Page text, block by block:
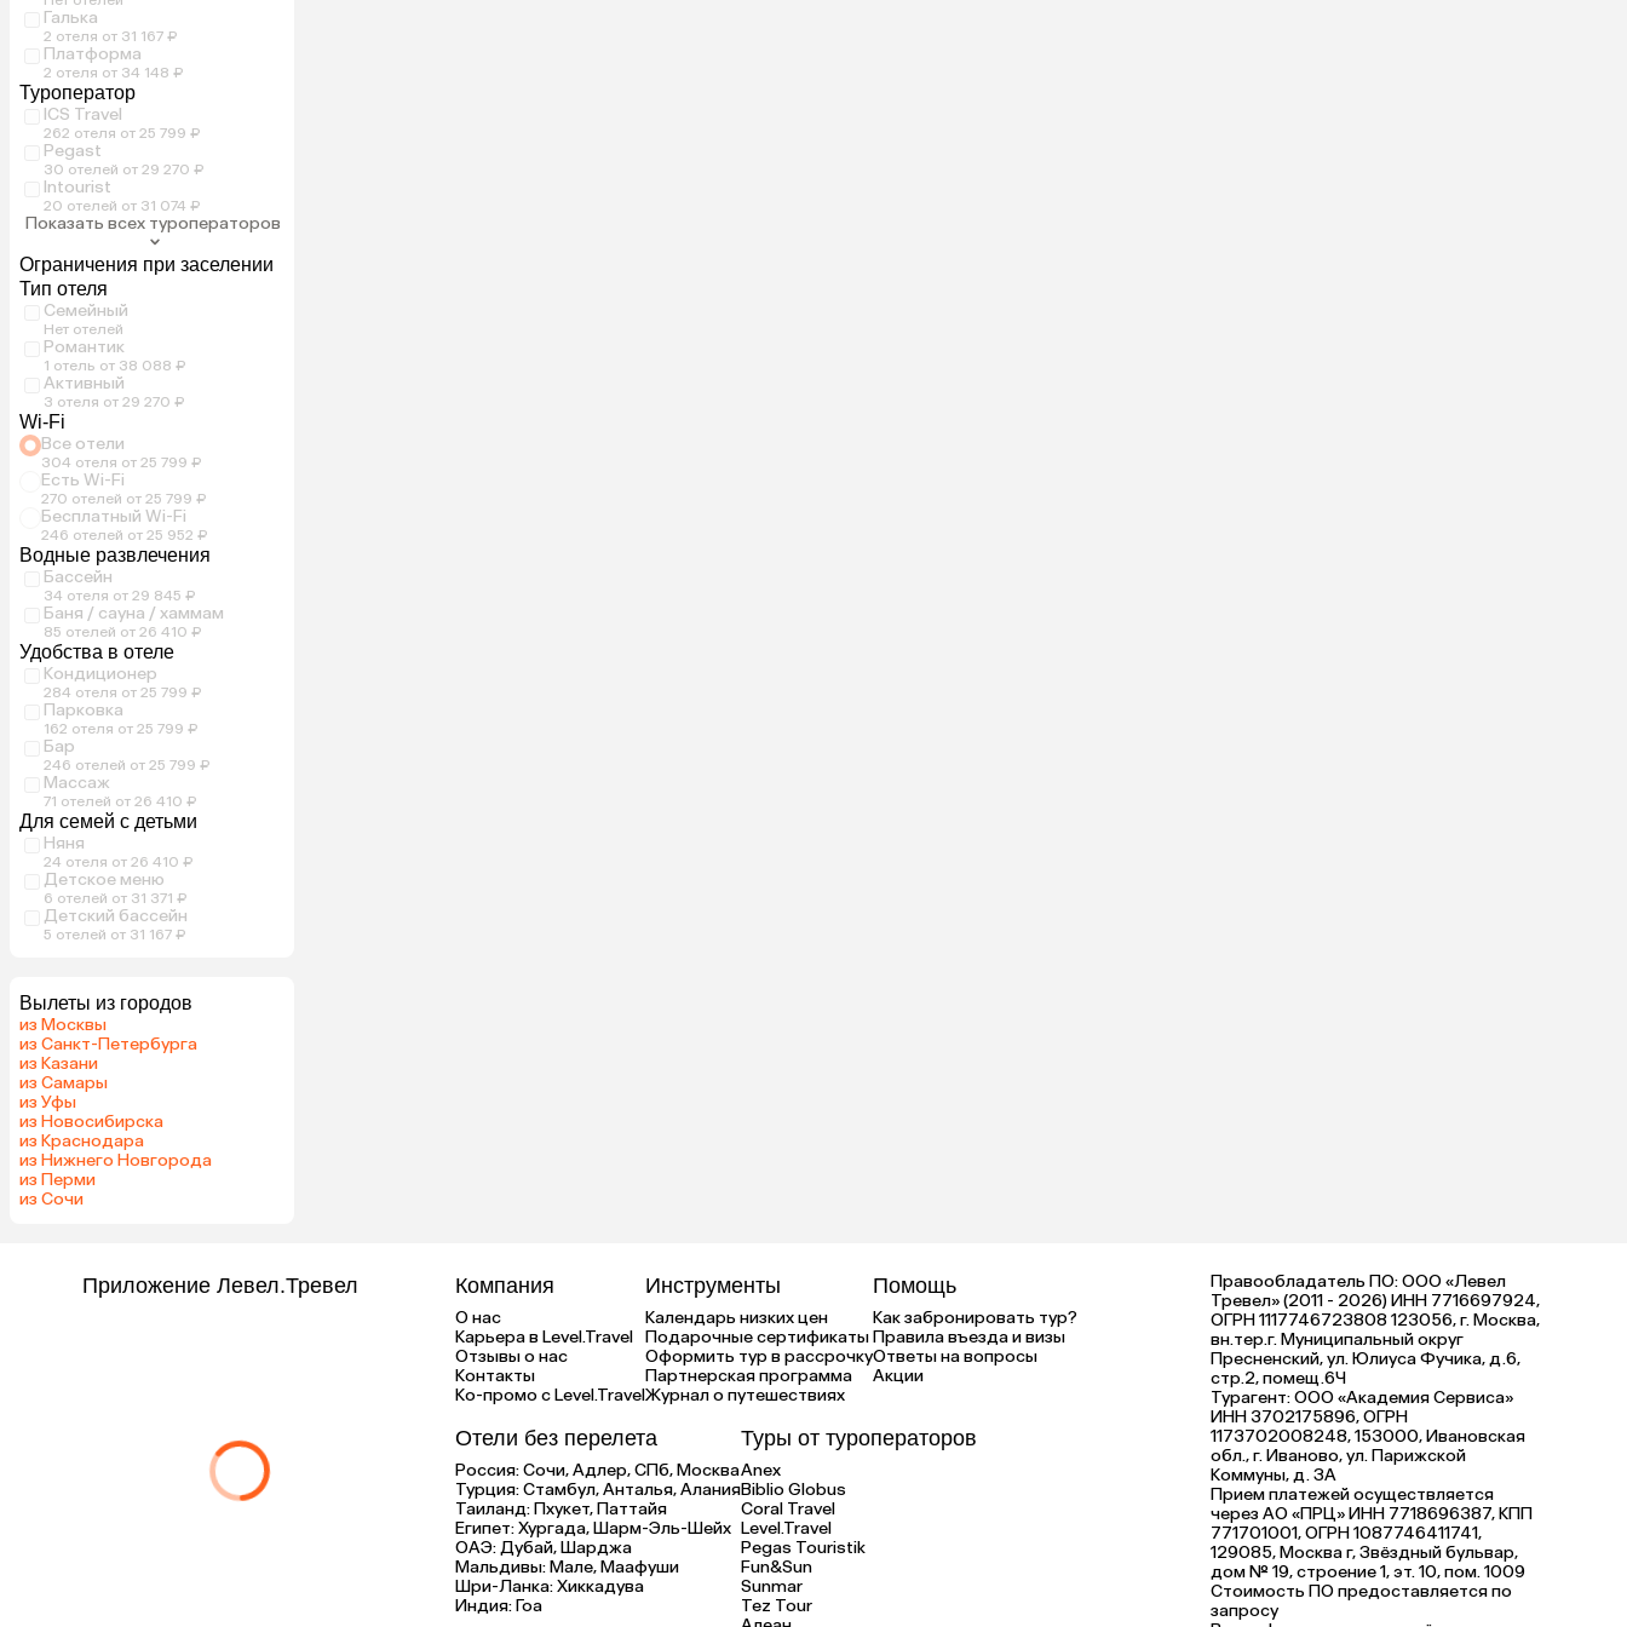
Галька
2 отеля от 31 167 ₽
Платформа
2 отеля от 34 148 ₽
Туроператор
ICS Travel
262 отеля от 25 799 ₽
Pegast
30 отелей от 29 270 ₽
Intourist
20 отелей от 31 074 ₽
Показать всех туроператоров
Ограничения при заселении
Тип отеля
Семейный
Нет отелей
Романтик
1 отель от 38 088 ₽
Активный
3 отеля от 29 270 ₽
Wi-Fi
Все отели
304 отеля от 25 799 ₽
Есть Wi-Fi
270 отелей от 25 799 ₽
Бесплатный Wi-Fi
246 отелей от 25 952 ₽
Водные развлечения
Бассейн
34 отеля от 29 845 ₽
Баня / сауна / хаммам
85 отелей от 26 410 ₽
Удобства в отеле
Кондиционер
284 отеля от 25 799 ₽
Парковка
162 отеля от 25 799 ₽
Бар
246 отелей от 25 799 ₽
Массаж
71 отелей от 26 410 ₽
Для семей с детьми
Няня
24 отеля от 26 410 ₽
Детское меню
6 отелей от 31 371 ₽
Детский бассейн
5 отелей от 31 167 ₽
Вылеты из городов
из Москвы
из Санкт-Петербурга
из Казани
из Самары
из Уфы
из Новосибирска
из Краснодара
из Нижнего Новгорода
из Перми
из Сочи
Приложение Левел.Тревел Компания
О нас
Карьера в Level.Travel
Отзывы о нас
Контакты
Ко-промо с Level.Travel
Инструменты
Календарь низких цен
Подарочные сертификаты
Оформить тур в рассрочку
Партнерская программа
Журнал о путешествиях
Помощь
Как забронировать тур?
Правила въезда и визы
Ответы на вопросы
Акции
Отели без перелета
Россия:Сочи,Адлер,СПб,Москва
Турция:Стамбул,Анталья,Алания
Таиланд:Пхукет,Паттайя
Египет:Хургада,Шарм-Эль-Шейх
ОАЭ:Дубай,Шарджа
Мальдивы:Мале,Маафуши
Шри-Ланка:Хиккадува
Индия:Гоа
Туры от туроператоров
Anex
Biblio Globus
Coral Travel
Level.Travel
Pegas Touristik
Fun&Sun
Sunmar
Tez Tour
Правообладатель ПО: ООО «Левел
Тревел» (2011 - 2026) ИНН 7716697924,
ОГРН 1117746723808 123056, г. Москва,
вн.тер.г. Муниципальный округ
Пресненский, ул. Юлиуса Фучика, д.6,
стр.2, помещ.6Ч
Турагент: ООО «Академия Сервиса»
ИНН 3702175896, ОГРН
1173702008248, 153000, Ивановская
обл., г. Иваново, ул. Парижской
Коммуны, д. ЗА
Прием платежей осуществляется
через АО «ПРЦ» ИНН 7718696387, КПП
771701001, ОГРН 1087746411741,
129085, Москва г, Звёздный бульвар,
дом № 19, строение 1, эт. 10, пом. 1009
Стоимость ПО предоставляется по
запросу